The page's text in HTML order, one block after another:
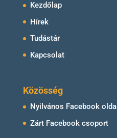
Kezdőlap
Hírek
Tudástár
Kapcsolat
Közösség
Nyilvános Facebook oldal
Zárt Facebook csoport